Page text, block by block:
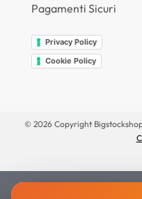
Pagamenti Sicuri
Privacy Policy
Cookie Policy
© 2026 Copyright